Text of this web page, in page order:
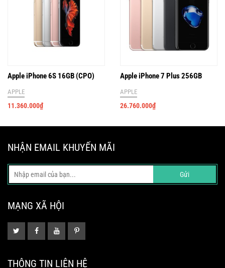
Apple iPhone 6S 16GB (CPO)
APPLE
11.360.000₫
Apple iPhone 7 Plus 256GB
APPLE
26.760.000₫
NHẬN EMAIL KHUYẾN MÃI
Gửi
MẠNG XÃ HỘI
THÔNG TIN LIÊN HỆ